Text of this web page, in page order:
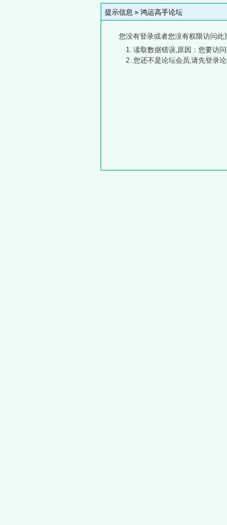
提示信息 » 鸿运高手论坛
您没有登录或者您没有权限访问
读取数据错误,原因：您要访
您还不是论坛会员,请先登录